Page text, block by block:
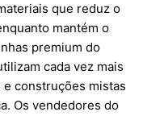
que reduz o
mantém o
premium do
cada vez mais
e construções mistas
Os vendedores do